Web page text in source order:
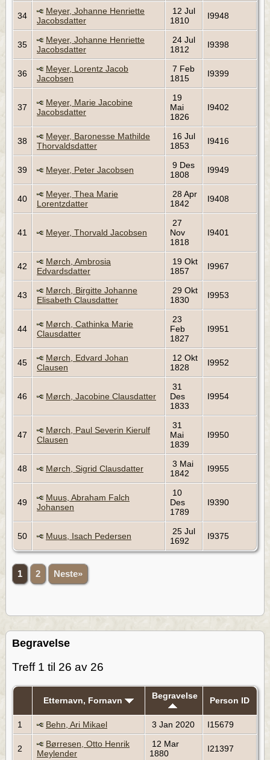
34
Meyer, Johanne Henriette
Jacobsdatter
12 Jul
1810
I9948
35
Meyer, Johanne Henriette
Jacobsdatter
24 Jul
1812
I9398
36
Meyer, Lorentz Jacob
Jacobsen
7 Feb
1815
I9399
37
Meyer, Marie Jacobine
Jacobsdatter
19
Mai
1826
I9402
38
Meyer, Baronesse Mathilde
Thorvaldsdatter
16 Jul
1853
I9416
39 Meyer, Peter Jacobsen
9 Des
1808
I9949
40
Meyer, Thea Marie
Lorentzdatter
28 Apr
1842
I9408
41 Meyer, Thorvald Jacobsen
27
Nov
1818
I9401
42
Mørch, Ambrosia
Edvardsdatter
19 Okt
1857
I9967
43
Mørch, Birgitte Johanne
Elisabeth Clausdatter
29 Okt
1830
I9953
44
Mørch, Cathinka Marie
Clausdatter
23
Feb
1827
I9951
45
Mørch, Edvard Johan
Clausen
12 Okt
1828
I9952
46 Mørch, Jacobine Clausdatter
31
Des
1833
I9954
47
Mørch, Paul Severin Kierulf
Clausen
31
Mai
1839
I9950
48 Mørch, Sigrid Clausdatter
3 Mai
1842
I9955
49
Muus, Abraham Falch
Johansen
10
Des
1789
I9390
50 Muus, Isach Pedersen
25 Jul
1692
I9375
1 2 Neste»
Begravelse
Treff 1 til 26 av 26
Etternavn, Fornavn Begravelse Person ID
1 Behn, Ari Mikael 3 Jan 2020 I15679
2
Børresen, Otto Henrik
Meylender
12 Mar
1880
I21397